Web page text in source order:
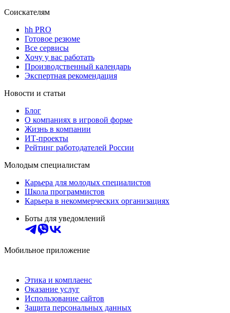
Соискателям
hh PRO
Готовое резюме
Все сервисы
Хочу у вас работать
Производственный календарь
Экспертная рекомендация
Новости и статьи
Блог
О компаниях в игровой форме
Жизнь в компании
ИТ-проекты
Рейтинг работодателей России
Молодым специалистам
Карьера для молодых специалистов
Школа программистов
Карьера в некоммерческих организациях
Боты для уведомлений
Мобильное приложение
Этика и комплаенс
Оказание услуг
Использование сайтов
Защита персональных данных